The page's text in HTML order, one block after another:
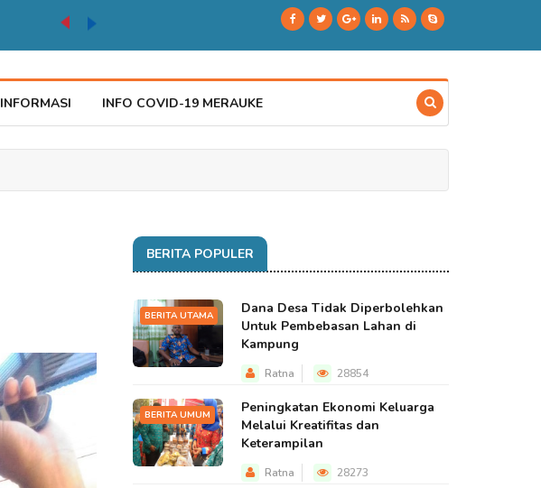
INFORMASI INFO COVID-19 MERAUKE
BERITA POPULER
BERITA UTAMA
Dana Desa Tidak Diperbolehkan
Untuk Pembebasan Lahan di
Kampung
Ratna 28854
BERITA UMUM
Peningkatan Ekonomi Keluarga
Melalui Kreatifitas dan
Keterampilan
Ratna 28273